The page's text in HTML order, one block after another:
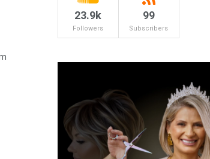
23.9k
Followers
99
Subscribers